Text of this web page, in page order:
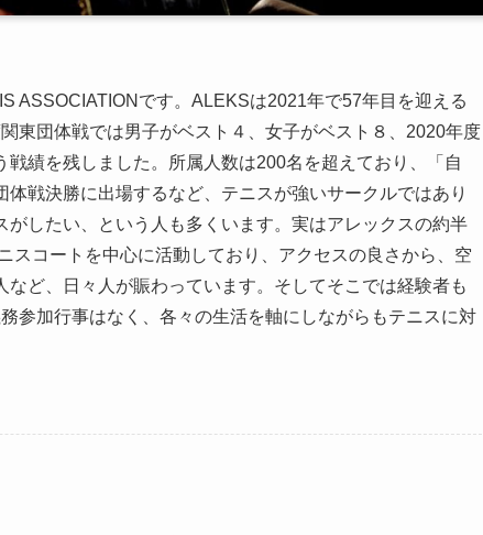
ASSOCIATIONです。ALEKSは2021年で57年目を迎える
東団体戦では男子がベスト４、女子がベスト８、2020年度
績を残しました。所属人数は200名を超えており、「自
戦決勝に出場するなど、テニスが強いサークルではあり
したい、という人も多くいます。実はアレックスの約半
スコートを中心に活動しており、アクセスの良さから、空
ど、日々人が賑わっています。そしてそこでは経験者も
参加行事はなく、各々の生活を軸にしながらもテニスに対